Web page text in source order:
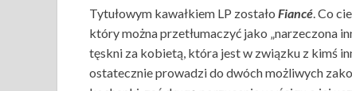
Tytułowym kawałkiem LP zostało Fiancé. Co
który można przetłumaczyć jako „narzeczona
tęskni za kobietą, która jest w związku z kimś
ostatecznie prowadzi do dwóch możliwych